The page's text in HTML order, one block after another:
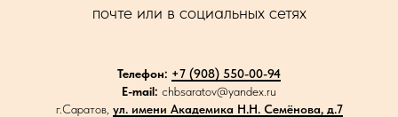
почте или в социальных сетях
Телефон: +7 (908) 550-00-94
E-mail: chbsaratov@yandex.ru
г.Саратов, ул. имени Академика Н.Н. Семёнова, д.7